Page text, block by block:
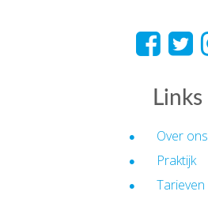
Links
Over ons
Praktijk
Tarieven